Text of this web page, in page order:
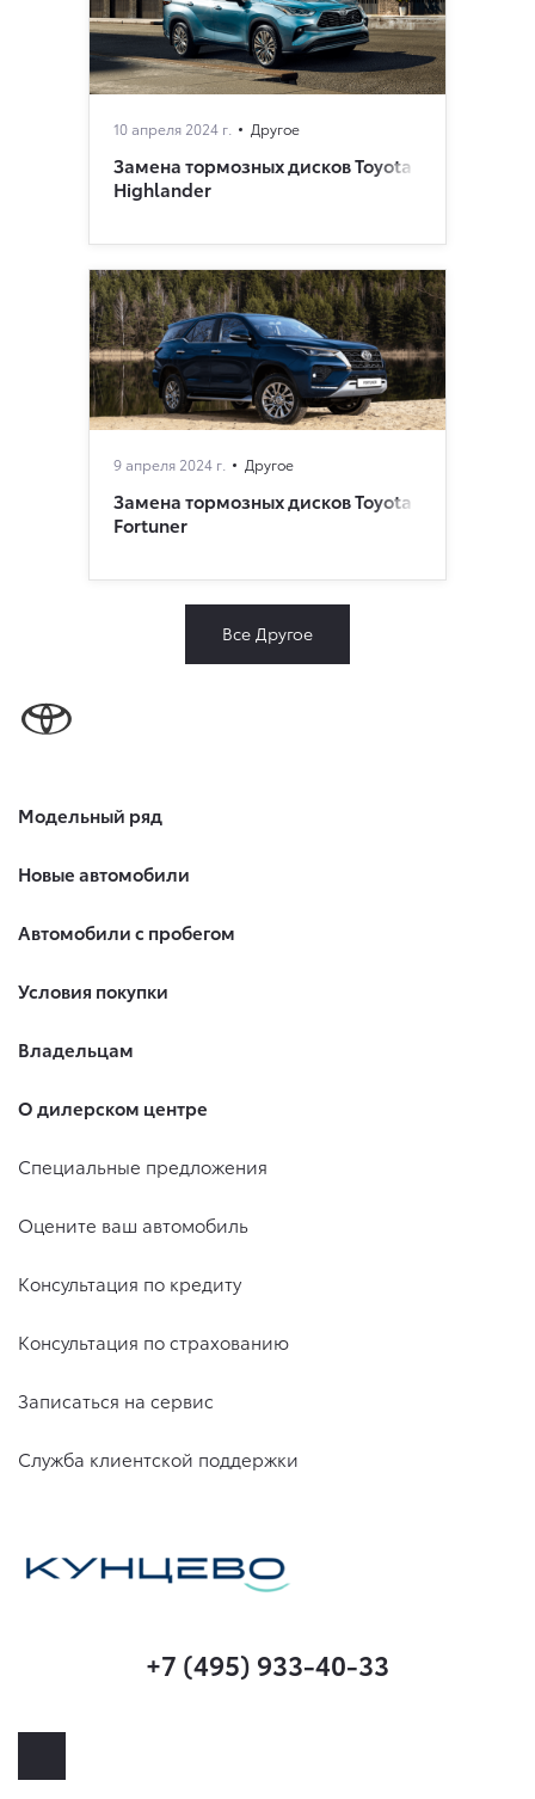
10 апреля 2024 г. Другое
Замена тормозных дисков Toyota
Highlander
9 апреля 2024 г. Другое
Замена тормозных дисков Toyota
Fortuner
Все Другое
Модельный ряд
Новые автомобили
Автомобили с пробегом
Условия покупки
Владельцам
О дилерском центре
Специальные предложения
Оцените ваш автомобиль
Консультация по кредиту
Консультация по страхованию
Записаться на сервис
Служба клиентской поддержки
+7 (495) 933-40-33